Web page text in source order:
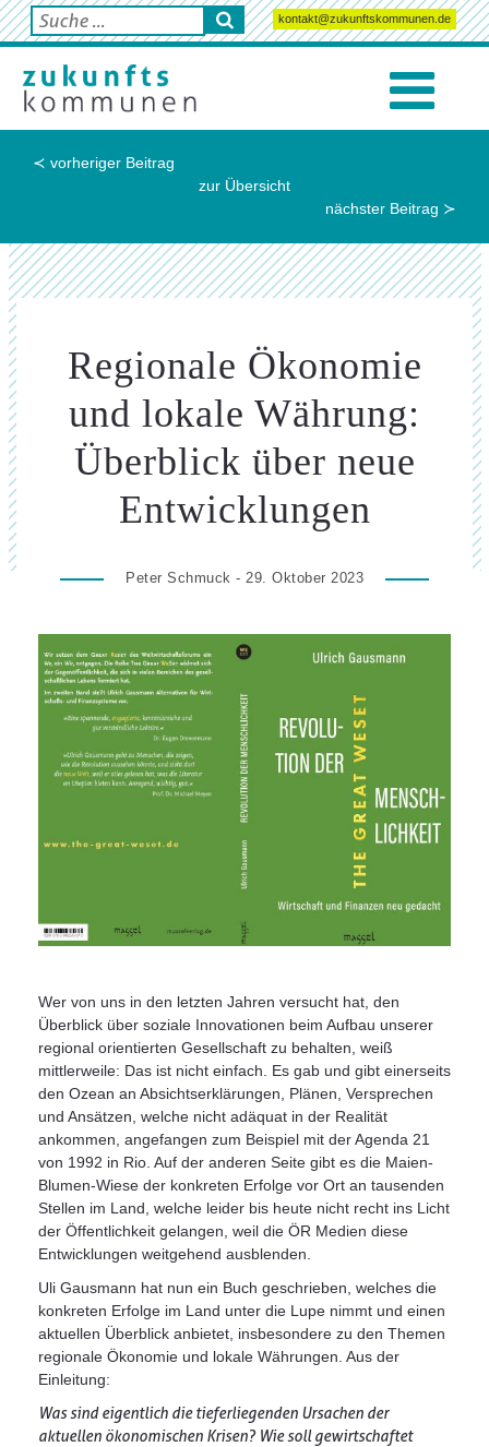
kontakt@zukunftskommunen.de
≺ vorheriger Beitrag
zur Übersicht
nächster Beitrag ≻
Regionale Ökonomie
und lokale Währung:
Überblick über neue
Entwicklungen
Peter Schmuck - 29. Oktober 2023
Wer von uns in den letzten Jahren versucht hat, den
Überblick über soziale Innovationen beim Aufbau unserer
regional orientierten Gesellschaft zu behalten, weiß
mittlerweile: Das ist nicht einfach. Es gab und gibt einerseits
den Ozean an Absichtserklärungen, Plänen, Versprechen
und Ansätzen, welche nicht adäquat in der Realität
ankommen, angefangen zum Beispiel mit der Agenda 21
von 1992 in Rio. Auf der anderen Seite gibt es die Maien-
Blumen-Wiese der konkreten Erfolge vor Ort an tausenden
Stellen im Land, welche leider bis heute nicht recht ins Licht
der Öffentlichkeit gelangen, weil die ÖR Medien diese
Entwicklungen weitgehend ausblenden.
Uli Gausmann hat nun ein Buch geschrieben, welches die
konkreten Erfolge im Land unter die Lupe nimmt und einen
aktuellen Überblick anbietet, insbesondere zu den Themen
regionale Ökonomie und lokale Währungen. Aus der
Einleitung:
Was sind eigentlich die tieferliegenden Ursachen der
aktuellen ökonomischen Krisen? Wie soll gewirtschaftet